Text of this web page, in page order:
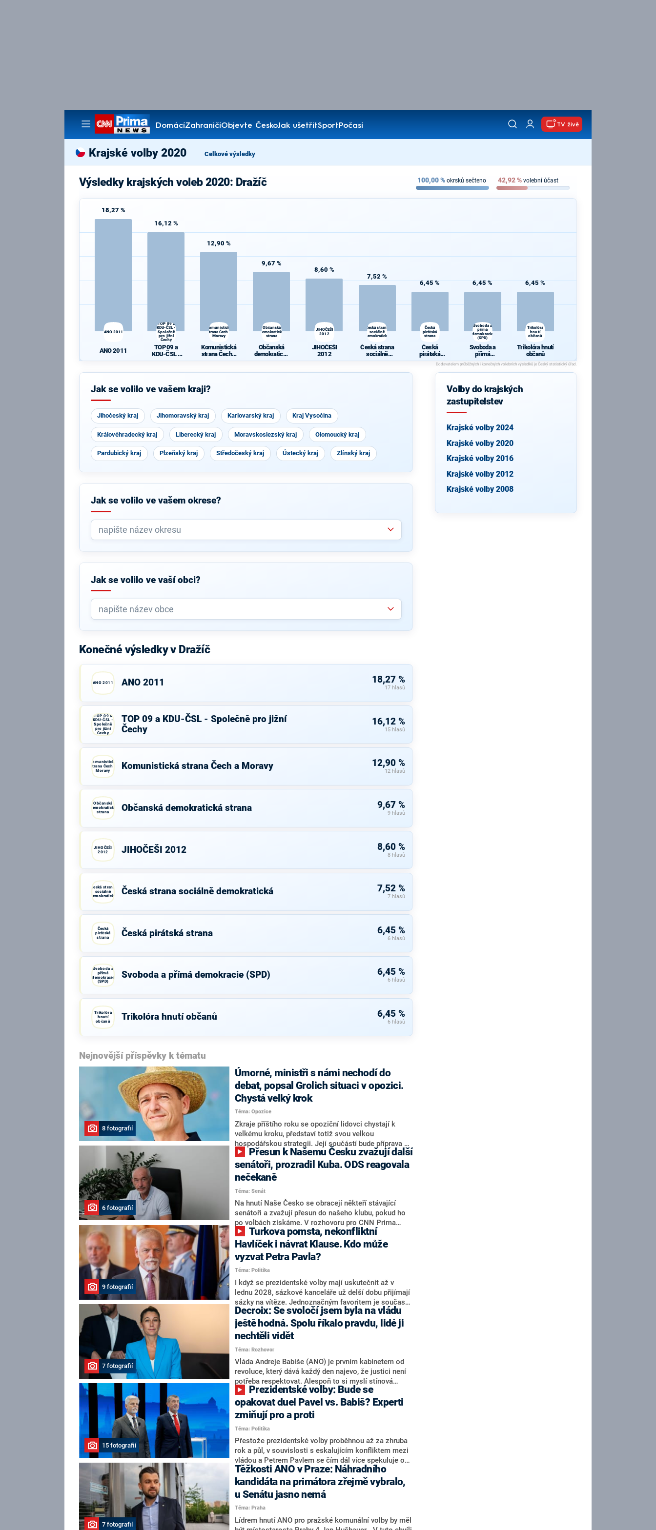
DomácíZahraničíObjevte ČeskoJak ušetřitSportPočasí
Pořady
TV živě
Krajské volby 2020 Celkové výsledky
Výsledky krajských voleb 2020: Dražíč 100,00% okrsků sečteno 42,92% volební účast
18,27 %
ANO 2011
ANO 2011
16,12 %
TOP 09 a
KDU-ČSL -
Společně
pro jižní
Čechy
TOP 09 a
KDU-ČSL -
12,90 %
Komunistická
strana Čech a
Moravy
Komunistická
strana Čech a
9,67 %
Občanská
demokratická
strana
Občanská
demokratická
8,60 %
JIHOČEŠI
2012
JIHOČEŠI
2012
7,52 %
Česká strana
sociálně
demokratická
Česká strana
sociálně
demokratická
6,45 %
Česká
pirátská
strana
Česká
pirátská
strana
6,45 %
Svoboda a
přímá
demokracie
(SPD)
Svoboda a
přímá
demokracie
(SPD)
6,45 %
Trikolóra
hnutí
občanů
Trikolóra hnutí
občanů
Jak se volilo ve vašem kraji?
Jihočeský kraj Jihomoravský kraj Karlovarský kraj Kraj Vysočina
Královéhradecký kraj Liberecký kraj Moravskoslezský kraj Olomoucký kraj
Pardubický kraj Plzeňský kraj Středočeský kraj Ústecký kraj Zlínský kraj
Jak se volilo ve vašem okrese?
Jak se volilo ve vaší obci?
Konečné výsledky v Dražíč
ANO 2011 ANO 2011 18,27 %
17 hlasů
TOP 09 a
KDU-ČSL -
Společně
pro jižní
Čechy
TOP 09 a KDU-ČSL - Společně pro jižní
Čechy
16,12 %
15 hlasů
Komunistická
strana Čech a
Moravy
Komunistická strana Čech a Moravy 12,90 %
12 hlasů
Občanská
demokratická
strana
Občanská demokratická strana 9,67 %
9 hlasů
JIHOČEŠI
2012
JIHOČEŠI 2012 8,60 %
8 hlasů
Česká strana
sociálně
demokratická
Česká strana sociálně demokratická 7,52 %
7 hlasů
Česká
pirátská
strana
Česká pirátská strana 6,45 %
6 hlasů
Svoboda a
přímá
demokracie
(SPD)
Svoboda a přímá demokracie (SPD) 6,45 %
6 hlasů
Trikolóra
hnutí
občanů
Trikolóra hnutí občanů 6,45 %
6 hlasů
Nejnovější příspěvky k tématu
8 fotografií
Úmorné, ministři s námi nechodí do
debat, popsal Grolich situaci v opozici.
Chystá velký krok
Téma: Opozice
Zkraje příštího roku se opoziční lidovci chystají k
velkému kroku, představí totiž svou velkou
hospodářskou strategii. Její součástí bude příprava na
stárnutí populace, řekl ve středu na setkání s novináři
nový předseda lidovců Jan Grolich. Ten zároveň v
senátních volbách kandiduje ve Vyškově. Popsal i
aktivitu opozice, o níž vládní strany nebo političtí
komentátoři mluví jako o slabé a v defenzivě. „Je to
úmorná práce upozorňovat na chyby vlády. Ministři s
námi navíc nechodí do debat. Chceme ale ukazovat
svoje témata,“ odpověděl Grolich na dotaz CNN Prima
NEWS.
6 fotografií
senátoři, prozradil Kuba. ODS reagovala
nečekaně
Téma: Senát
Na hnutí Naše Česko se obracejí někteří stávající
senátoři a zvažují přesun do našeho klubu, pokud ho
po volbách získáme. V rozhovoru pro CNN Prima
NEWS to řekl zakladatel hnutí a jihočeský hejtman
Martin Kuba. Konkrétní nebyl, ale získat by takto mohl
například senátora Zdeňka Hrabu, který je dnes
součástí klubu ODS a TOP 09. Hraba to na dotaz
redakce nevyloučil. Předseda klubu senátorů ODS
Zdeněk Nytra redakci řekl, že počítá s odchodem
některých senátorů z klubu a že Naše Česko není
nepřítel, ale soupeř.
9 fotografií
Havlíček i návrat Klause. Kdo může
vyzvat Petra Pavla?
Téma: Politika
I když se prezidentské volby mají uskutečnit až v
lednu 2028, sázkové kanceláře už delší dobu přijímají
sázky na vítěze. Jednoznačným favoritem je současná
hlava státu Petr Pavel. Daleko za ním pak bookmakeři
zmiňují dva výrazné politiky ANO, tedy premiéra
Andreje Babiše a ministra průmyslu Karla Havlíčka.
Oblíbeným tipem samotných sázkařů je poslanec za
Motoristy Filip Turek. Politolog Jan Kubáček nicméně
o případné kandidatuře kohokoliv ze zmíněné trojice
značně pochybuje. Podle něj současná koalice dosud
nemá osobu, která by Pavlovi mohla konkurovat.
7 fotografií
Decroix: Se svoločí jsem byla na vládu
ještě hodná. Spolu říkalo pravdu, lidé ji
nechtěli vidět
Téma: Rozhovor
Vláda Andreje Babiše (ANO) je prvním kabinetem od
revoluce, který dává každý den najevo, že justici není
potřeba respektovat. Alespoň to si myslí stínová
ministryně spravedlnosti ODS Eva Decroix. V
rozhovoru pro CNN Prima NEWS si nebrala servítky
ohledně politického výkonu svého nástupce Jeronýma
Tejce (za ANO) či vládní zmocněnkyně pro lidská
práva Taťány Malé (ANO). Označením „svoloč“ na
adresu vlády prý byla ještě hodná. Decroix se také
vrátila k volební porážce koalice Spolu či promluvila o
hnutí Naše Česko Martina Kuby.
15 fotografií
opakovat duel Pavel vs. Babiš? Experti
zmiňují pro a proti
Téma: Politika
Přestože prezidentské volby proběhnou až za zhruba
rok a půl, v souvislosti s eskalujícím konfliktem mezi
vládou a Petrem Pavlem se čím dál více spekuluje o
tom, koho by do bitvy o Hrad mohla vyslat současná
koalice. Někteří političtí komentátoři znovu vytahují
jméno premiéra Andreje Babiše (ANO). Jak moc je
pravděpodobné, že se v prezidentských volbách 2028
bude znovu opakovat souboj z roku 2023?
7 fotografií
Těžkosti ANO v Praze: Náhradního
kandidáta na primátora zřejmě vybralo,
u Senátu jasno nemá
Téma: Praha
Lídrem hnutí ANO pro pražské komunální volby by měl
Volby do krajských
zastupitelstev
Krajské volby 2024
Krajské volby 2020
Krajské volby 2016
Krajské volby 2012
Krajské volby 2008